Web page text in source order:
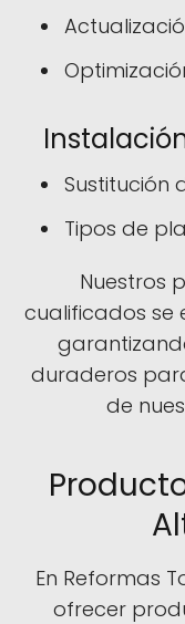
Sustitución
Tipos de
Nuestros
cualificados
duraderos
de
En Reformas
ofrecer